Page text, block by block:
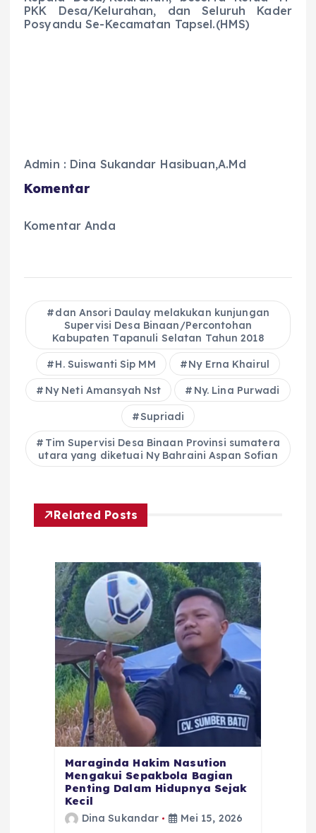
PKK Desa/Kelurahan, dan Seluruh Kader
Posyandu Se-Kecamatan Tapsel.(HMS)
Admin : Dina Sukandar Hasibuan,A.Md
Komentar
Komentar Anda
dan Ansori Daulay melakukan kunjungan
Supervisi Desa Binaan/Percontohan
Kabupaten Tapanuli Selatan Tahun 2018
H. Suiswanti Sip MM Ny Erna Khairul
Ny Neti Amansyah Nst Ny. Lina Purwadi
Supriadi
Tim Supervisi Desa Binaan Provinsi sumatera
utara yang diketuai Ny Bahraini Aspan Sofian
Related Posts
Maraginda Hakim Nasution
Mengakui Sepakbola Bagian
Penting Dalam Hidupnya Sejak
Kecil
Dina Sukandar Mei 15, 2026